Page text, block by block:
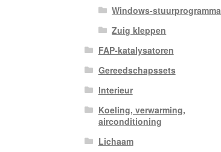
Windows-stuurprogramma
Zuig kleppen
FAP-katalysatoren
Gereedschapssets
Interieur
Koeling, verwarming,
airconditioning
Lichaam